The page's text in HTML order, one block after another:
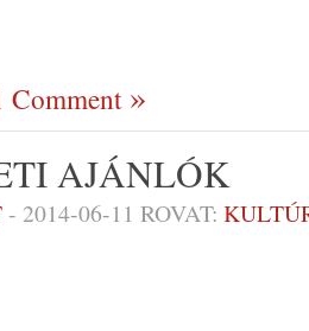
Comment
AJÁNLÓK
- 2014-06-11 ROVAT: